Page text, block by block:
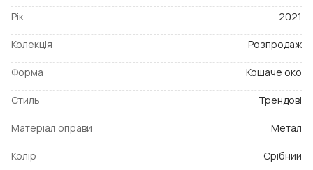
Рік 2021
Колекція Розпродаж
Форма Кошаче око
Стиль Трендові
Матеріал оправи Метал
Колір Срібний